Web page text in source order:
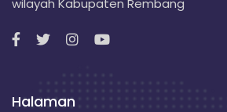
Halaman